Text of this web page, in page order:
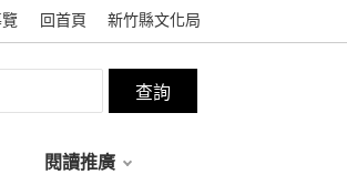
回首頁 新竹縣文化局
閱讀推廣